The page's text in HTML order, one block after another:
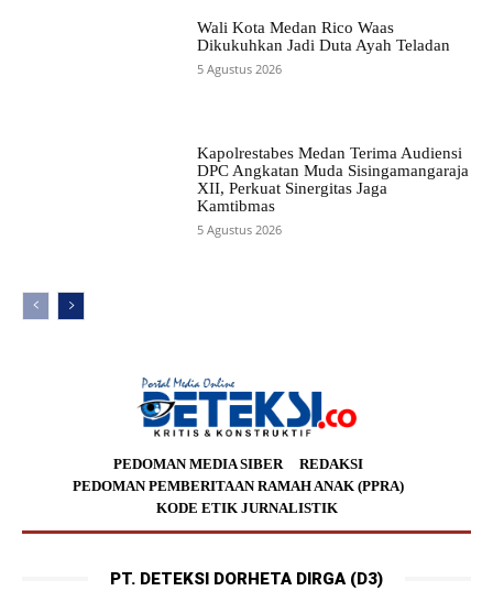
Wali Kota Medan Rico Waas
Dikukuhkan Jadi Duta Ayah Teladan
5 Agustus 2026
Kapolrestabes Medan Terima Audiensi
DPC Angkatan Muda Sisingamangaraja
XII, Perkuat Sinergitas Jaga
Kamtibmas
5 Agustus 2026
PEDOMAN MEDIA SIBER
REDAKSI
PEDOMAN PEMBERITAAN RAMAH ANAK (PPRA)
KODE ETIK JURNALISTIK
PT. DETEKSI DORHETA DIRGA (D3)